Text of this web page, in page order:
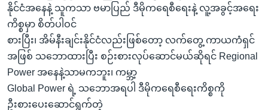
နိုင်ငံအနေနဲ့ သူကသာ ဗမာပြည် ဒီမိုကရေစီရေးနဲ့ လူ့အခွင့်အရေး
ကိစ္စမှာ စိတ်ပါဝင်
စားပြီး၊ အိမ်နီးချင်းနိုင်ငံလည်းဖြစ်တော့ လက်တွေ့ ကာယကံရှင်
အဖြစ် သဘောထားပြီး စဉ်းစားလုပ်ဆောင်မယ်ဆိုရင် Regional
Power အနေနဲ့သာမကဘူး၊ ကမ္ဘာ့
Global Power ရဲ့ သဘောအရပါ ဒီမိုကရေစီရေးကိစ္စကို
ဦးစားပေးဆောင်ရွက်တဲ့